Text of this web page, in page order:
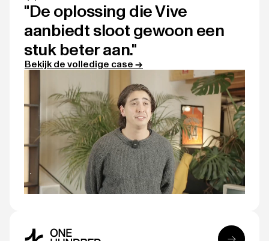
"De oplossing die Vive
aanbiedt sloot gewoon een
stuk beter aan."
Bekijk de volledige case →